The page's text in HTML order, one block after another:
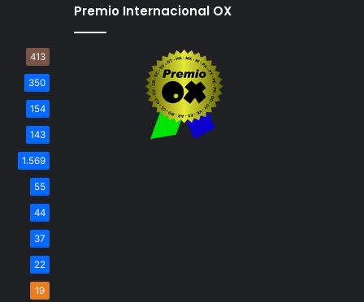
413
350
154
143
1.569
55
44
37
22
19
Premio Internacional OX